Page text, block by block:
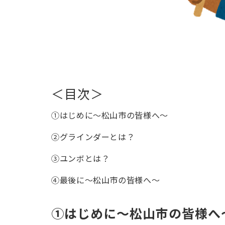
＜目次＞
①はじめに～松山市の皆様へ～
②グラインダーとは？
③ユンボとは？
④最後に～松山市の皆様へ～
①はじめに～松山市の皆様へ